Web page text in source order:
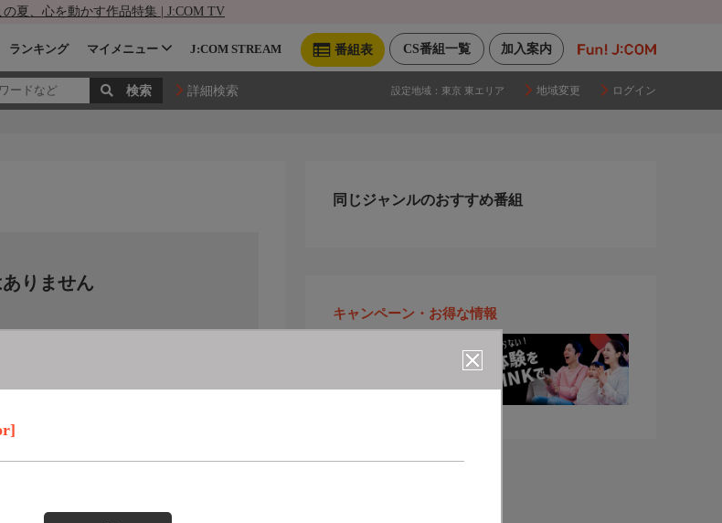
の夏、心を動かす作品特集 | J:COM TV
加入案内
CS番組一覧
番組表
ランキング マイメニュー J:COM STREAM
詳細検索 設定地域： 東京 東エリア 地域変更 ログイン
りません
同じジャンルのおすすめ番組
キャンペーン・お得な情報